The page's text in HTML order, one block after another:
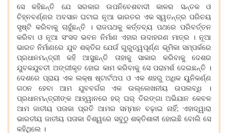
ସେ କହିଛନ୍ତି ଯେ ସରକାର ଉପନିବେଶବାଦୀ କାଳର ସନ୍ତକ ଓ
ଚିହ୍ନବର୍ଣ୍ଣର ଅବସାନ ଘଟାଇ ନୂଆ ଭାରତର ଏକ ସ୍ୱତନ୍ତ୍ର ପରିଚୟ
ସୃଷ୍ଟି କରିବାକୁ ଚାହୁଁଛନ୍ତି । ରାଜପଥକୁ କର୍ତ୍ତବ୍ୟ ପଥରେ ପରିବର୍ତ୍ତନ
କରିବା ଓ ନୂଆ ସଂସଦ ଭବନ ନିର୍ମାଣ ଏହାର ଉଦାହରଣ ମାତ୍ର । ନୂଆ
ଭାରତ ନିର୍ମାଣରେ ଯୁବ ଶକ୍ତିର ଯେଉଁ ଗୁରୁତ୍ୱପୂର୍ଣ୍ଣ ଭୂମିକା ସମ୍ପର୍କରେ
ପ୍ରଧାନମନ୍ତ୍ରୀ କହି ଆସୁଛନ୍ତି ତାହାକୁ ସାକାର କରିବାକୁ ଦେଶର
ଯୁବକଯୁବତୀ ଅଙ୍ଗୀକୃତ ହୋଇ କାମ କରିବାକୁ ସେ ପରାମର୍ଶ ଦେଇଛନ୍ତି ।
ଦେଶରେ ପ୍ରାୟ ଏକ ଲକ୍ଷ ଷ୍ଟାର୍ଟଅପ ଓ ଏକ ଶହରୁ ଅଧିକ ୟୁନିକର୍ଣ୍ଣ
ଗଠନ ହେବା ଆମ ଯୁବବର୍ଗର ଏକ ଉଲ୍ଲେଖନୀୟ ଉପଲବ୍ଧି ।
ପ୍ରଧାନମନ୍ତ୍ରୀଙ୍କ ଆହ୍ୱାନରେ ହର୍ ଘର୍ ତିରଙ୍ଗା ଅଭିଯାନ କେବଳ
ଆମ ଜାତୀୟ ପତାକା ପ୍ରତି ଆମର ସମ୍ମାନ ବଢ଼ାଇ ନାହିଁ; ଏହାଦ୍ୱାରା
ଭାରତୀୟ ଜାତୀୟ ପତାକା ବିଶ୍ୱରେ ସବୁଠୁ ଶକ୍ତିଶାଳୀ ହୋଇଛି ବୋଲି ସେ
କହିଥିଲେ ।